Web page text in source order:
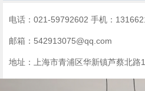
电话：021-59792602 手机：
邮箱：542913075@qq.com
地址：上海市青浦区华新镇芦蔡北路